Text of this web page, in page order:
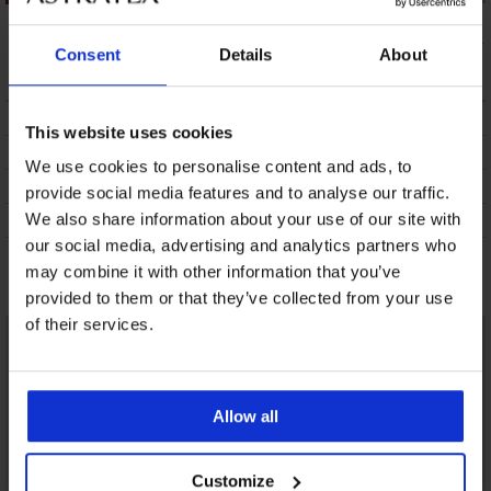
Consent Details About
This website uses cookies
We use cookies to personalise content and ads, to
provide social media features and to analyse our traffic.
We also share information about your use of our site with
our social media, advertising and analytics partners who
may combine it with other information that you’ve
provided to them or that they’ve collected from your use
of their services.
Allow all
Customize
43 480 Ft
27 820 Ft
ÁRUCSERE
KEZELÉS ÉS MOSÁS
Talán tetszeni fog
LIMITED